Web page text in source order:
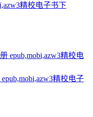
精校电子书下
精校电子